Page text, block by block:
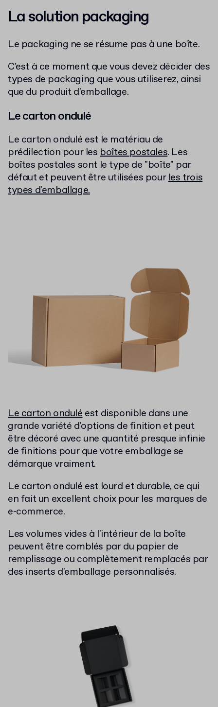
La solution packaging
Le packaging ne se résume pas à une boîte.
C'est à ce moment que vous devez décider des
types de packaging que vous utiliserez, ainsi
que du produit d'emballage.
Le carton ondulé
Le carton ondulé est le matériau de
prédilection pour lesboîtes postales. Les
boîtes postales sont le type de "boîte" par
défaut et peuvent être utilisées pourles trois
types d'emballage.
Le carton onduléest disponible dans une
grande variété d'options de finition et peut
être décoré avec une quantité presque infinie
de finitions pour que votre emballage se
démarque vraiment.
Le carton ondulé est lourd et durable, ce qui
en fait un excellent choix pour les marques de
e-commerce.
Les volumes vides à l'intérieur de la boîte
peuvent être comblés par du papier de
remplissage ou complètement remplacés par
des inserts d'emballage personnalisés.